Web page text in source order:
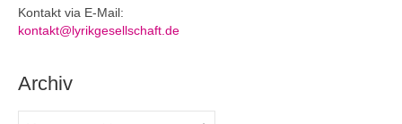
Kontakt via E-Mail:
kontakt@lyrikgesellschaft.de
Archiv